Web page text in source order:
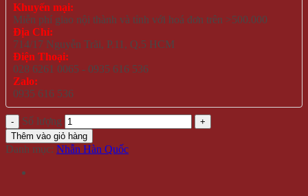
Khuyến mại:
Miễn phí giao nội thành và tỉnh với hoá đơn trên >500.000
Địa Chỉ:
714/17 Nguyễn Trãi, P.11, Q.5 HCM
Điện Thoại:
028 6261 0065 - 0935 616 536
Zalo:
0935 616 536
Số lượng
Thêm vào giỏ hàng
Danh mục: Nhẫn Hàn Quốc